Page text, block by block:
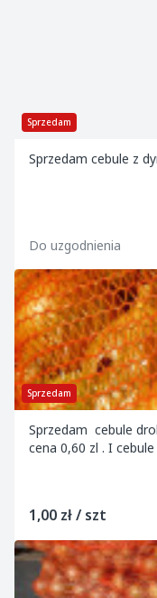
Sprzedam
Sprzedam cebule z
Do uzgodnienia
Sprzedam
Sprzedam cebule
cena 0,60 zl . I
1,00 zł / szt